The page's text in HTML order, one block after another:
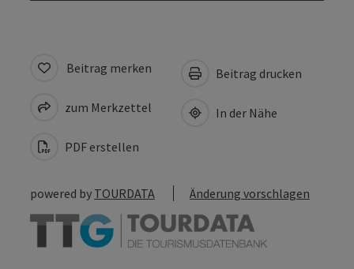
Beitrag merken
zum Merkzettel
PDF erstellen
Beitrag drucken
In der Nähe
powered by TOURDATA Änderung vorschlagen